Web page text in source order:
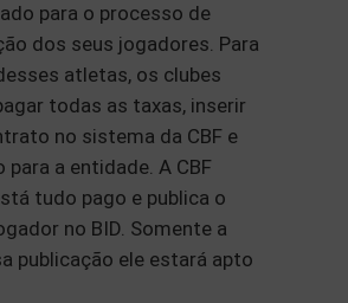
para o processo de
dos seus jogadores. Para
atletas, os clubes
todas as taxas, inserir
no sistema da CBF e
para a entidade. A CBF
tudo pago e publica o
no BID. Somente a
publicação ele estará apto